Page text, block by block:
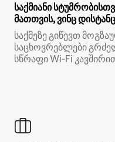
საქმიანი
მათთვის, ვინც
საქმეზე გიწევთ
საცხოვრებლები
სწრაფი Wi‑Fi